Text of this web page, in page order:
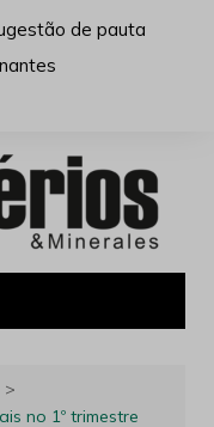
de pauta
no 1º trimestre